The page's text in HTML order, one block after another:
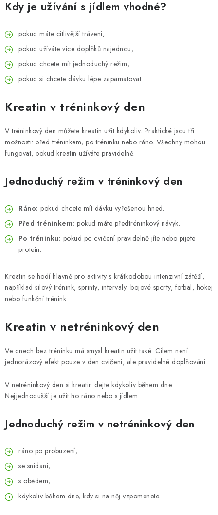
Kdy je užívání s jídlem vhodné?
pokud máte citlivější trávení,
pokud užíváte více doplňků najednou,
pokud chcete mít jednoduchý režim,
pokud si chcete dávku lépe zapamatovat.
Kreatin v tréninkový den
V tréninkový den můžete kreatin užít kdykoliv. Praktické jsou tři
možnosti: před tréninkem, po tréninku nebo ráno. Všechny mohou
fungovat, pokud kreatin užíváte pravidelně.
Jednoduchý režim v tréninkový den
Ráno: pokud chcete mít dávku vyřešenou hned.
Před tréninkem: pokud máte předtréninkový návyk.
Po tréninku: pokud po cvičení pravidelně jíte nebo pijete
protein.
Kreatin se hodí hlavně pro aktivity s krátkodobou intenzivní zátěží,
například silový trénink, sprinty, intervaly, bojové sporty, fotbal, hokej
nebo funkční trénink.
Kreatin v netréninkový den
Ve dnech bez tréninku má smysl kreatin užít také. Cílem není
jednorázový efekt pouze v den cvičení, ale pravidelné doplňování.
V netréninkový den si kreatin dejte kdykoliv během dne.
Nejjednodušší je užít ho ráno nebo s jídlem.
Jednoduchý režim v netréninkový den
ráno po probuzení,
se snídaní,
s obědem,
kdykoliv během dne, kdy si na něj vzpomenete.